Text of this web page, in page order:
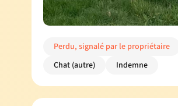
Perdu, signalé par le propriétaire
Chat (autre)
Indemne